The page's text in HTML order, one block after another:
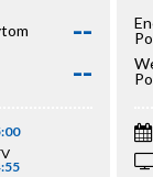
--
--